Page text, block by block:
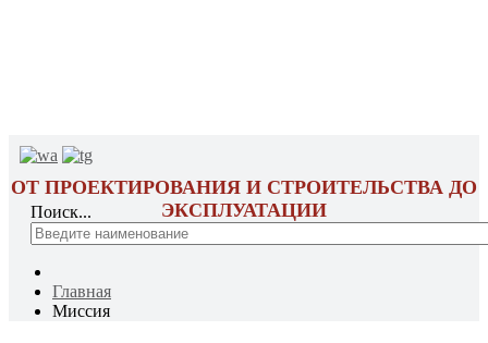
ОТ ПРОЕКТИРОВАНИЯ И СТРОИТЕЛЬСТВА ДО
ЭКСПЛУАТАЦИИ
Поиск...
Главная
Миссия